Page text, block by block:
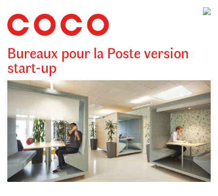
CoCo
Architecture
architecture,
urbanisme,
etc.
Bureaux pour la Poste version
start-up